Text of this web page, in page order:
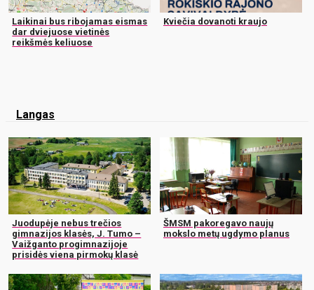
Laikinai bus ribojamas eismas
dar dviejuose vietinės
reikšmės keliuose
Kviečia dovanoti kraujo
Langas
Juodupėje nebus trečios
gimnazijos klasės, J. Tumo –
Vaižganto progimnazijoje
prisidės viena pirmokų klasė
ŠMSM pakoregavo naujų
mokslo metų ugdymo planus